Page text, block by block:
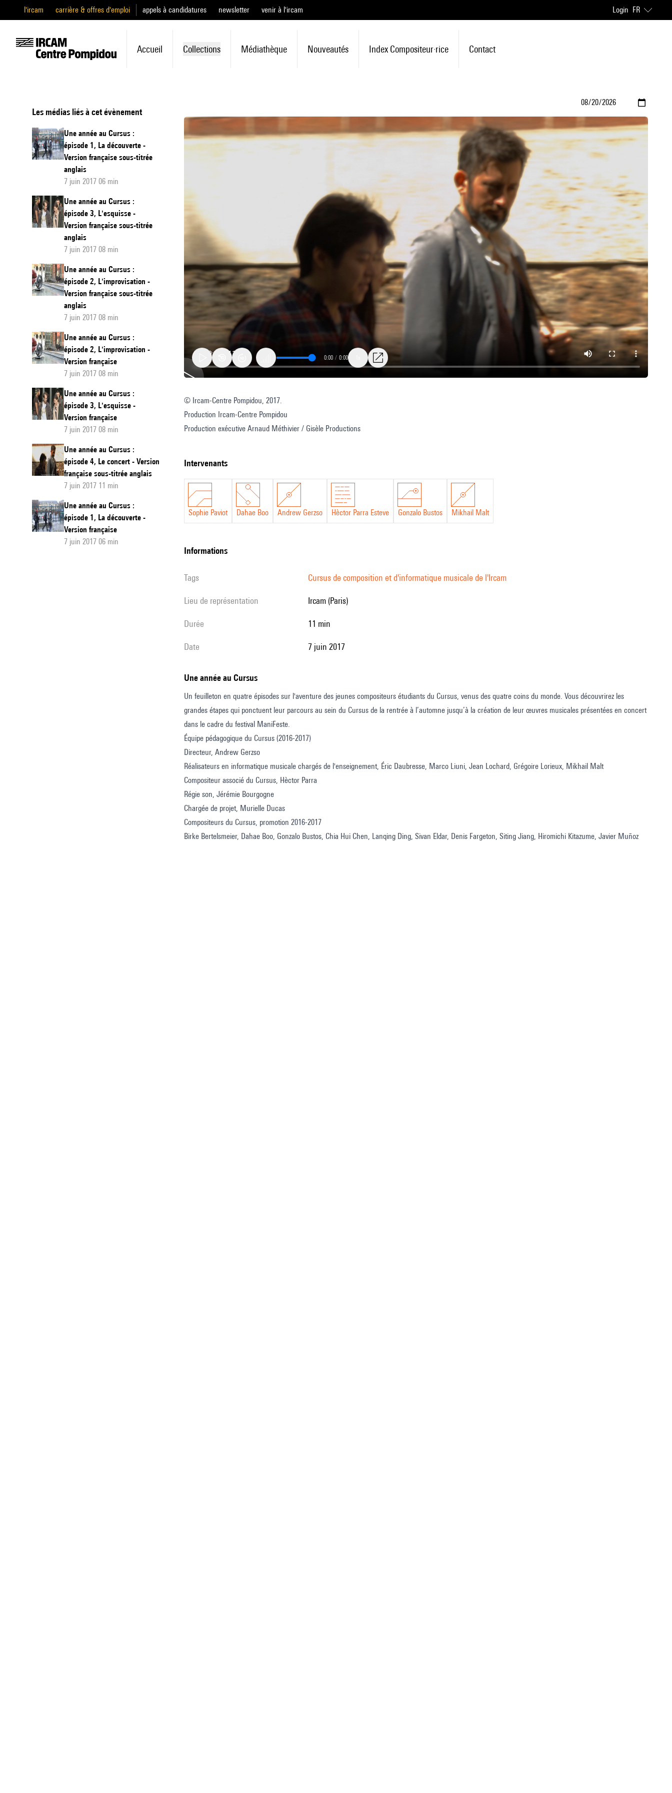
l'ircam carrière & offres d'emploi appels à candidatures newsletter venir à l'ircam Login FR
Accueil Collections Médiathèque Nouveautés Index Compositeur·rice Contact
Les médias liés à cet évènement
Une année au Cursus :
épisode 1, La découverte -
Version française sous-titrée
anglais
7 juin 2017 06 min
Une année au Cursus :
épisode 3, L'esquisse -
Version française sous-titrée
anglais
7 juin 2017 08 min
Une année au Cursus :
épisode 2, L'improvisation -
Version française sous-titrée
anglais
7 juin 2017 08 min
Une année au Cursus :
épisode 2, L'improvisation -
Version française
7 juin 2017 08 min
Une année au Cursus :
épisode 3, L'esquisse -
Version française
7 juin 2017 08 min
Une année au Cursus :
épisode 4, Le concert - Version
française sous-titrée anglais
7 juin 2017 11 min
Une année au Cursus :
épisode 1, La découverte -
Version française
7 juin 2017 06 min
Une
année
au
:
4,
Le
concert
Version
0:00 / 0:00
© Ircam-Centre Pompidou, 2017.
Production Ircam-Centre Pompidou
Production exécutive Arnaud Méthivier / Gisèle Productions
intervenants
Sophie Paviot Dahae Boo Andrew Gerzso Hèctor Parra Esteve Gonzalo Bustos Mikhail Malt
informations
Tags Cursus de composition et d'informatique musicale de l'Ircam
Lieu de représentation Ircam (Paris)
durée 11 min
date 7 juin 2017
Une année au Cursus
Un feuilleton en quatre épisodes sur l'aventure des jeunes compositeurs étudiants du Cursus, venus des quatre coins du monde. Vous découvrirez les
grandes étapes qui ponctuent leur parcours au sein du Cursus de la rentrée à l’automne jusqu’à la création de leur œuvres musicales présentées en concert
dans le cadre du festival ManiFeste.
Équipe pédagogique du Cursus (2016-2017)
Directeur, Andrew Gerzso
Réalisateurs en informatique musicale chargés de l'enseignement, Éric Daubresse, Marco Liuni, Jean Lochard, Grégoire Lorieux, Mikhail Malt
Compositeur associé du Cursus, Hèctor Parra
Régie son, Jérémie Bourgogne
Chargée de projet, Murielle Ducas
Compositeurs du Cursus, promotion 2016-2017
Birke Bertelsmeier, Dahae Boo, Gonzalo Bustos, Chia Hui Chen, Lanqing Ding, Sivan Eldar, Denis Fargeton, Siting Jiang, Hiromichi Kitazume, Javier Muñoz